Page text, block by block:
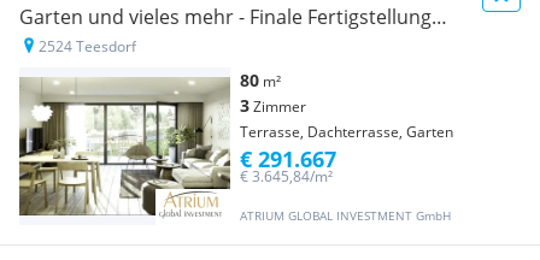
Garten und vieles mehr - Finale Fertigstellung
nach Wunsch.
2524 Teesdorf
80 m²
3Zimmer
Terrasse, Dachterrasse, Garten
ATRIUM GLOBAL INVESTMENT GmbH
€ 3.645,84/m²
€ 291.667